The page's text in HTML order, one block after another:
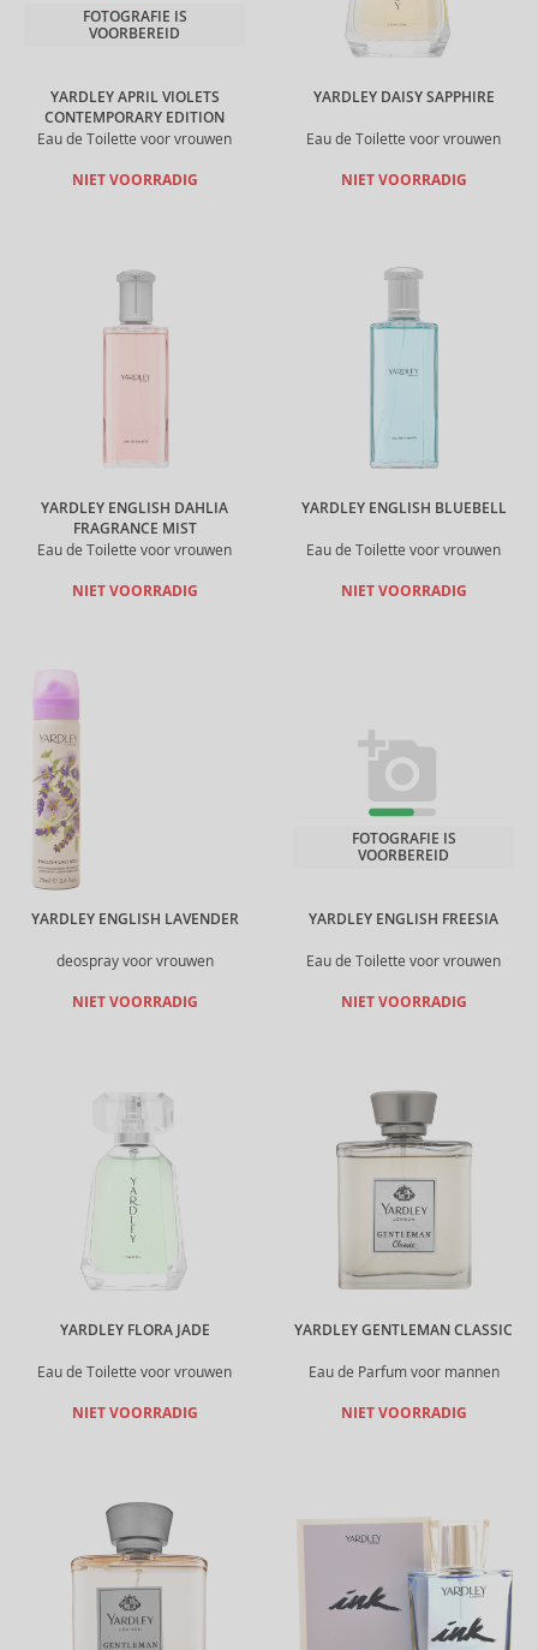
YARDLEY APRIL VIOLETS
CONTEMPORARY EDITION
Eau de Toilette voor vrouwen
FOTOGRAFIE IS
VOORBEREID
NIET VOORRADIG
YARDLEY DAISY SAPPHIRE
Eau de Toilette voor vrouwen
NIET VOORRADIG
YARDLEY ENGLISH DAHLIA
FRAGRANCE MIST
Eau de Toilette voor vrouwen
NIET VOORRADIG
YARDLEY ENGLISH BLUEBELL
Eau de Toilette voor vrouwen
NIET VOORRADIG
YARDLEY ENGLISH LAVENDER
deospray voor vrouwen
NIET VOORRADIG
YARDLEY ENGLISH FREESIA
Eau de Toilette voor vrouwen
FOTOGRAFIE IS
VOORBEREID
NIET VOORRADIG
YARDLEY FLORA JADE
Eau de Toilette voor vrouwen
NIET VOORRADIG
YARDLEY GENTLEMAN CLASSIC
Eau de Parfum voor mannen
NIET VOORRADIG